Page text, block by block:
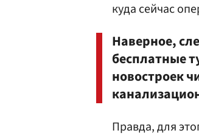
куда сейчас
Наверное,
бесплатные
новостроек
Правда, для